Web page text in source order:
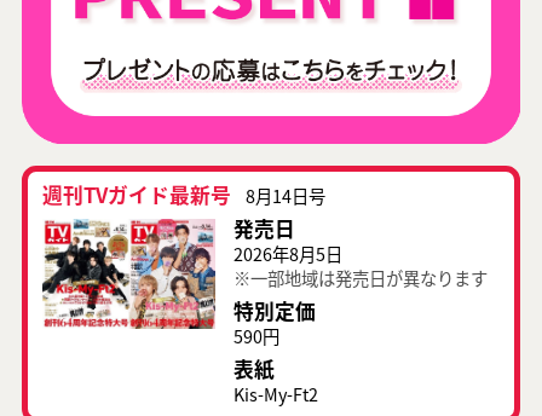
週刊TVガイド最新号 8月14日号
発売日
2026年8月5日
※一部地域は発売日が異なります
特別定価
590円
表紙
Kis-My-Ft2